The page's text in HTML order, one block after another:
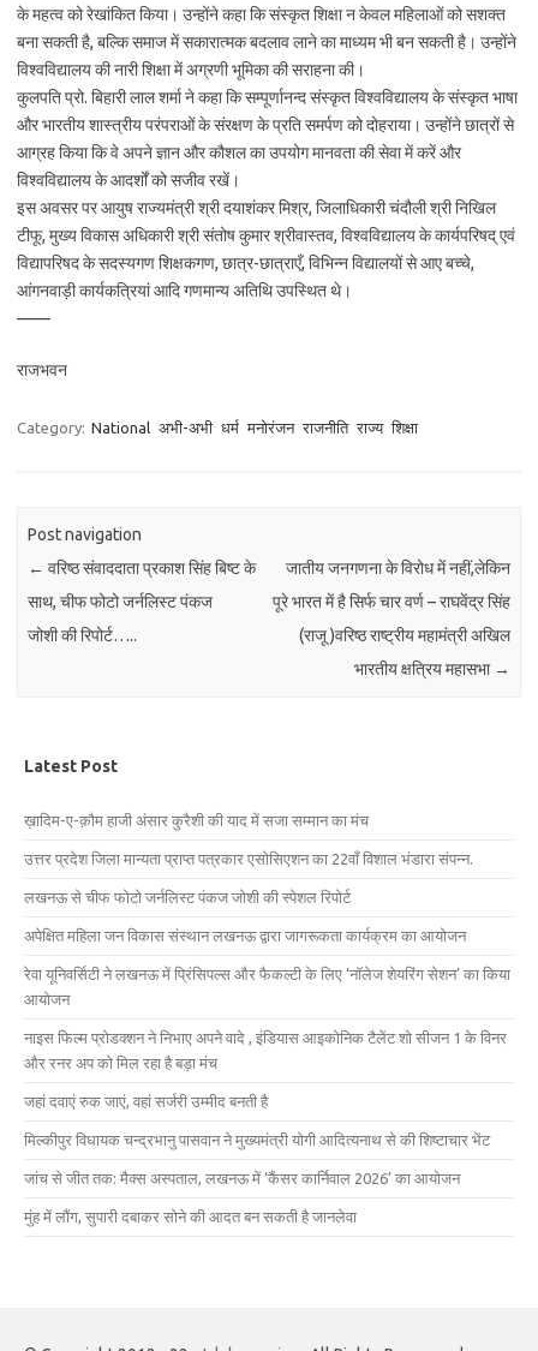
के महत्व को रेखांकित किया। उन्होंने कहा कि संस्कृत शिक्षा न केवल महिलाओं को सशक्त
बना सकती है, बल्कि समाज में सकारात्मक बदलाव लाने का माध्यम भी बन सकती है। उन्होंने
विश्वविद्यालय की नारी शिक्षा में अग्रणी भूमिका की सराहना की।
कुलपति प्रो. बिहारी लाल शर्मा ने कहा कि सम्पूर्णानन्द संस्कृत विश्वविद्यालय के संस्कृत भाषा
और भारतीय शास्त्रीय परंपराओं के संरक्षण के प्रति समर्पण को दोहराया। उन्होंने छात्रों से
आग्रह किया कि वे अपने ज्ञान और कौशल का उपयोग मानवता की सेवा में करें और
विश्वविद्यालय के आदर्शों को सजीव रखें।
इस अवसर पर आयुष राज्यमंत्री श्री दयाशंकर मिश्र, जिलाधिकारी चंदौली श्री निखिल
टीफू, मुख्य विकास अधिकारी श्री संतोष कुमार श्रीवास्तव, विश्वविद्यालय के कार्यपरिषद् एवं
विद्यापरिषद के सदस्यगण शिक्षकगण, छात्र-छात्राएँ, विभिन्न विद्यालयों से आए बच्चे,
आंगनवाड़ी कार्यकत्रियां आदि गणमान्य अतिथि उपस्थित थे।
——
राजभवन
Category: National अभी-अभी धर्म मनोरंजन राजनीति राज्य शिक्षा
Post navigation
← वरिष्ठ संवाददाता प्रकाश सिंह बिष्ट के
साथ, चीफ फोटो जर्नलिस्ट पंकज
जोशी की रिपोर्ट…..
जातीय जनगणना के विरोध में नहीं,लेकिन
पूरे भारत में है सिर्फ चार वर्ण – राघवेंद्र सिंह
(राजू )वरिष्ठ राष्ट्रीय महामंत्री अखिल
भारतीय क्षत्रिय महासभा →
Latest Post
ख़ादिम-ए-क़ौम हाजी अंसार कुरैशी की याद में सजा सम्मान का मंच
उत्तर प्रदेश जिला मान्यता प्राप्त पत्रकार एसोसिएशन का 22वाँ विशाल भंडारा संपन्न.
लखनऊ से चीफ फोटो जर्नलिस्ट पंकज जोशी की स्पेशल रिपोर्ट
अपेक्षित महिला जन विकास संस्थान लखनऊ द्वारा जागरूकता कार्यक्रम का आयोजन
रेवा यूनिवर्सिटी ने लखनऊ में प्रिंसिपल्स और फैकल्टी के लिए ‘नॉलेज शेयरिंग सेशन’ का किया
आयोजन
नाइस फिल्म प्रोडक्शन ने निभाए अपने वादे , इंडियास आइकोनिक टैलेंट शो सीजन 1 के विनर
और रनर अप को मिल रहा है बड़ा मंच
जहां दवाएं रुक जाएं, वहां सर्जरी उम्मीद बनती है
मिल्कीपुर विधायक चन्द्रभानु पासवान ने मुख्यमंत्री योगी आदित्यनाथ से की शिष्टाचार भेंट
जांच से जीत तक: मैक्स अस्पताल, लखनऊ में ‘कैंसर कार्निवाल 2026’ का आयोजन
मुंह में लौंग, सुपारी दबाकर सोने की आदत बन सकती है जानलेवा